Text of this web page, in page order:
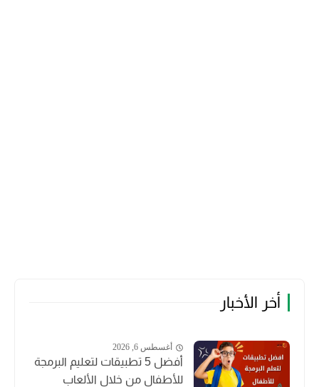
أخر الأخبار
أغسطس 6, 2026
أفضل 5 تطبيقات لتعليم البرمجة
للأطفال من خلال الألعاب